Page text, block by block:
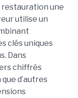
restauration une
utilise un
clés uniques
Dans
chiffrés
d’autres